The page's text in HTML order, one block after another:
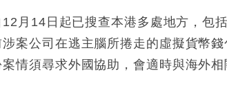
月14日起已搜查本港多處地方，包
案公司在逃主腦所捲走的虛擬貨幣
情須尋求外國協助，會適時與海外